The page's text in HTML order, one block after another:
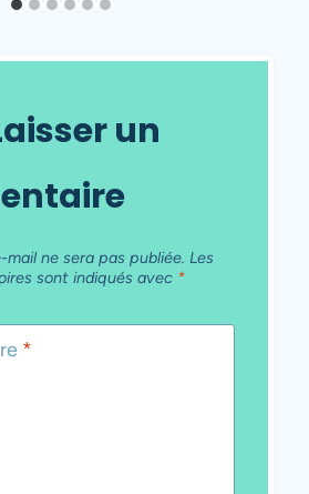
un
mail ne sera pas publiée. Les
sont indiqués avec *
*